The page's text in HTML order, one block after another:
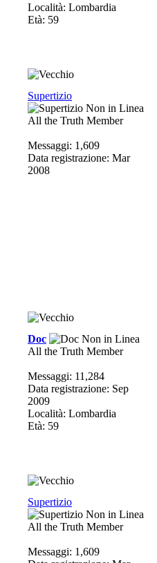
Località: Lombardia
Età: 59
Supertizio
All the Truth Member
Messaggi: 1,609
Data registrazione: Mar
2008
Doc
All the Truth Member
Messaggi: 11,284
Data registrazione: Sep
2009
Località: Lombardia
Età: 59
Supertizio
All the Truth Member
Messaggi: 1,609